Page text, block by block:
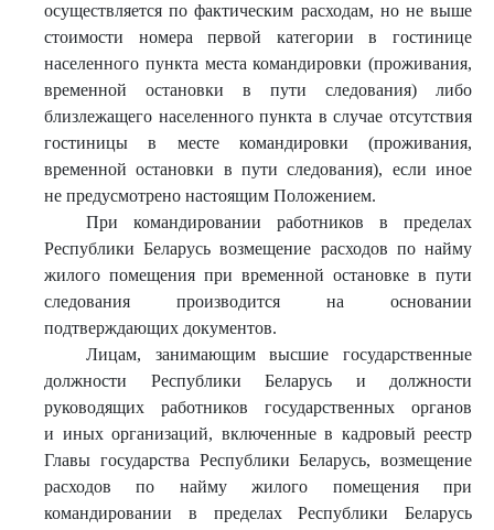
осуществляется по фактическим расходам, но не выше
стоимости номера первой категории в гостинице
населенного пункта места командировки (проживания,
временной остановки в пути следования) либо
близлежащего населенного пункта в случае отсутствия
гостиницы в месте командировки (проживания,
временной остановки в пути следования), если иное
не предусмотрено настоящим Положением.
При командировании работников в пределах
Республики Беларусь возмещение расходов по найму
жилого помещения при временной остановке в пути
следования производится на основании
подтверждающих документов.
Лицам, занимающим высшие государственные
должности Республики Беларусь и должности
руководящих работников государственных органов
и иных организаций, включенные в кадровый реестр
Главы государства Республики Беларусь, возмещение
расходов по найму жилого помещения при
командировании в пределах Республики Беларусь